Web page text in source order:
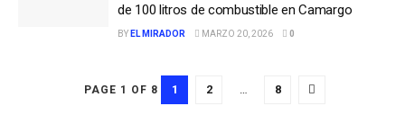
de 100 litros de combustible en Camargo
BY EL MIRADOR MARZO 20, 2026 0
PAGE 1 OF 8 1 2 8